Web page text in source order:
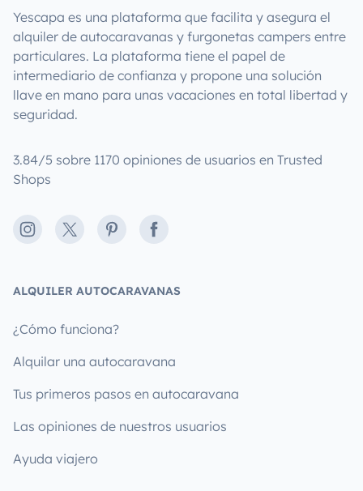
Yescapa es una plataforma que facilita y asegura el
alquiler de autocaravanas y furgonetas campers entre
particulares. La plataforma tiene el papel de
intermediario de confianza y propone una solución
llave en mano para unas vacaciones en total libertad y
seguridad.
3.84/5 sobre 1170 opiniones de usuarios en Trusted
Shops
Instagram
X PinterestFacebook
ALQUILER AUTOCARAVANAS
¿Cómo funciona?
Alquilar una autocaravana
Tus primeros pasos en autocaravana
Las opiniones de nuestros usuarios
Ayuda viajero